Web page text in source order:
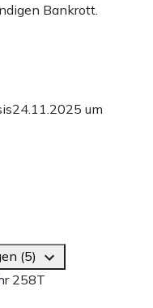
Bankrott.
24.11.2025 um
(5)
258T